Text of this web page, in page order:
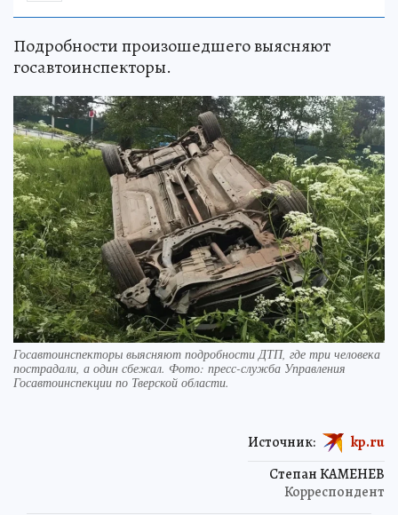
Подробности произошедшего выясняют
госавтоинспекторы.
Госавтоинспекторы выясняют подробности ДТП, где три человека
пострадали, а один сбежал. Фото: пресс-служба Управления
Госавтоинспекции по Тверской области.
Степан КАМЕНЕВ
Корреспондент
Источник: kp.ru